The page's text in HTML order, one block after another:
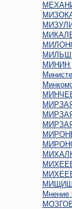
МИНИН
Мнение